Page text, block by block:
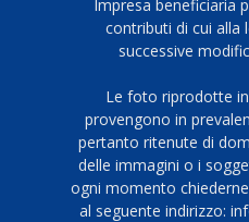
Impresa beneficiaria
contributi di cui alla
successive
Le foto riprodotte
provengono in
pertanto ritenute di
delle immagini o i
ogni momento
al seguente indirizzo: